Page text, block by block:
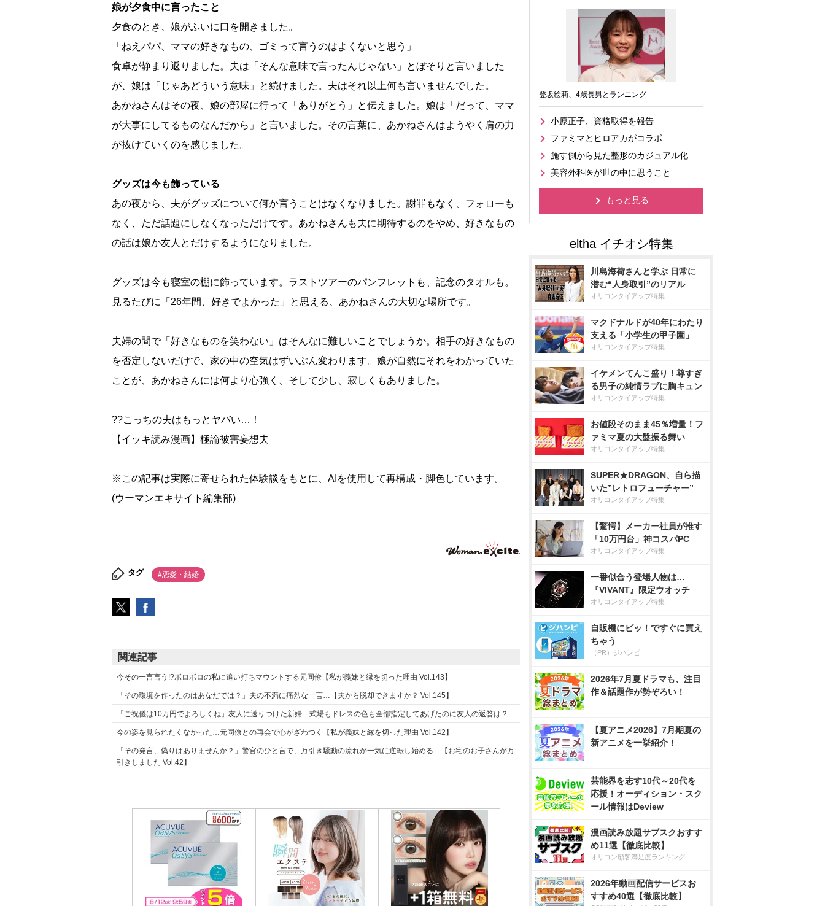
娘が夕食中に言ったこと
夕食のとき、娘がふいに口を開きました。
「ねえパパ、ママの好きなもの、ゴミって言うのはよくないと思う」
食卓が静まり返りました。夫は「そんな意味で言ったんじゃない」とぼそりと言いました
が、娘は「じゃあどういう意味」と続けました。夫はそれ以上何も言いませんでした。
あかねさんはその夜、娘の部屋に行って「ありがとう」と伝えました。娘は「だって、ママ
が大事にしてるものなんだから」と言いました。その言葉に、あかねさんはようやく肩の力
が抜けていくのを感じました。
グッズは今も飾っている
あの夜から、夫がグッズについて何か言うことはなくなりました。謝罪もなく、フォローも
なく、ただ話題にしなくなっただけです。あかねさんも夫に期待するのをやめ、好きなもの
の話は娘か友人とだけするようになりました。
グッズは今も寝室の棚に飾っています。ラストツアーのパンフレットも、記念のタオルも。
見るたびに「26年間、好きでよかった」と思える、あかねさんの大切な場所です。
夫婦の間で「好きなものを笑わない」はそんなに難しいことでしょうか。相手の好きなもの
を否定しないだけで、家の中の空気はずいぶん変わります。娘が自然にそれをわかっていた
ことが、あかねさんには何より心強く、そして少し、寂しくもありました。
??こっちの夫はもっとヤバい…！
【イッキ読み漫画】極論被害妄想夫
※この記事は実際に寄せられた体験談をもとに、AIを使用して再構成・脚色しています。
(ウーマンエキサイト編集部)
タグ #恋愛・結婚
関連記事
今その一言言う!?ボロボロの私に追い打ちマウントする元同僚【私が義妹と縁を切った理由 Vol.143】
「その環境を作ったのはあなだでは？」夫の不満に痛烈な一言…【夫から脱却できますか？ Vol.145】
「ご祝儀は10万円でよろしくね」友人に送りつけた新婦…式場もドレスの色も全部指定してあげたのに友人の返答は？
今の姿を見られたくなかった…元同僚との再会で心がざわつく【私が義妹と縁を切った理由 Vol.142】
「その発言、偽りはありませんか？」警官のひと言で、万引き騒動の流れが一気に逆転し始める…【お宅のお子さんが万
引きしました Vol.42】
登坂絵莉、4歳長男とランニング
小原正子、資格取得を報告
ファミマとヒロアカがコラボ
施す側から見た整形のカジュアル化
美容外科医が世の中に思うこと
もっと見る
川島海荷さんと学ぶ 日常に
潜む“人身取引”のリアル
オリコンタイアップ特集
マクドナルドが40年にわたり
支える「小学生の甲子園」
オリコンタイアップ特集
イケメンてんこ盛り！尊すぎ
る男子の純情ラブに胸キュン
オリコンタイアップ特集
お値段そのまま45％増量！フ
ァミマ夏の大盤振る舞い
オリコンタイアップ特集
SUPER★DRAGON、自ら描
いた”レトロフューチャー”
オリコンタイアップ特集
【驚愕】メーカー社員が推す
「10万円台」神コスパPC
オリコンタイアップ特集
一番似合う登場人物は…
『VIVANT』限定ウオッチ
オリコンタイアップ特集
自販機にピッ！ですぐに買え
ちゃう
（PR）ジハンピ
2026年7月夏ドラマも、注目
作＆話題作が勢ぞろい！
【夏アニメ2026】7月期夏の
新アニメを一挙紹介！
芸能界を志す10代～20代を
応援！オーディション・スク
ール情報はDeview
漫画読み放題サブスクおすす
め11選【徹底比較】
オリコン顧客満足度ランキング
2026年動画配信サービスお
すすめ40選【徹底比較】